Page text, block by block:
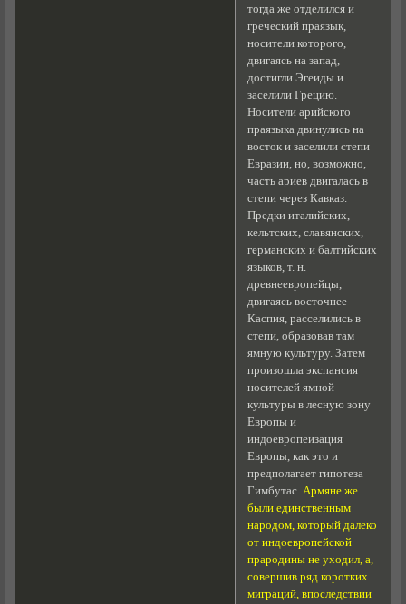
тогда же отделился и
греческий праязык,
носители которого,
двигаясь на запад,
достигли Эгеиды и
заселили Грецию.
Носители арийского
праязыка двинулись на
восток и заселили степи
Евразии, но, возможно,
часть ариев двигалась в
степи через Кавказ.
Предки италийских,
кельтских, славянских,
германских и балтийских
языков, т. н.
древнеевропейцы,
двигаясь восточнее
Каспия, расселились в
степи, образовав там
ямную культуру. Затем
произошла экспансия
носителей ямной
культуры в лесную зону
Европы и
индоевропеизация
Европы, как это и
предполагает гипотеза
Гимбутас. Армяне же
были единственным
народом, который далеко
от индоевропейской
прародины не уходил, а,
совершив ряд коротких
миграций, впоследствии